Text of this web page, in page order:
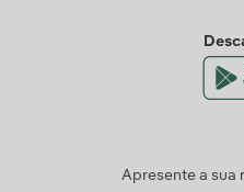
Apresente a